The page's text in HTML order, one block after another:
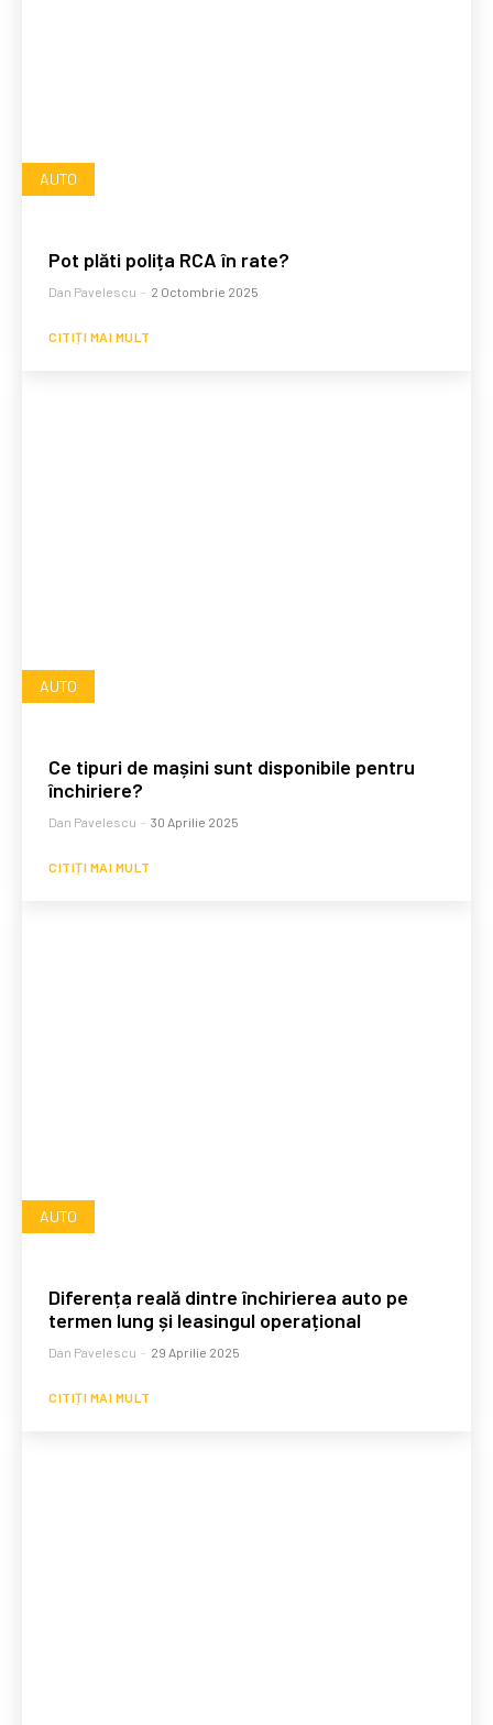
AUTO
Pot plăti polița RCA în rate?
Dan Pavelescu - 2 Octombrie 2025
CITIȚI MAI MULT
AUTO
Ce tipuri de mașini sunt disponibile pentru
închiriere?
Dan Pavelescu - 30 Aprilie 2025
CITIȚI MAI MULT
AUTO
Diferența reală dintre închirierea auto pe
termen lung și leasingul operațional
Dan Pavelescu - 29 Aprilie 2025
CITIȚI MAI MULT